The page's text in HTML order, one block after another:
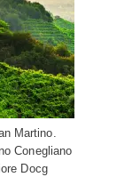
Martino.
Conegliano
Docg